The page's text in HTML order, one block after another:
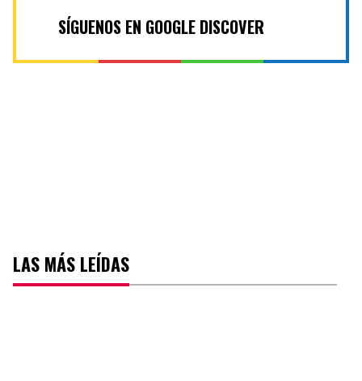
SÍGUENOS EN GOOGLE DISCOVER
LAS MÁS LEÍDAS